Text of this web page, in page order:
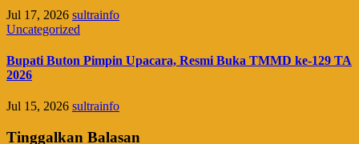
Jul 17, 2026 sultrainfo
Uncategorized
Bupati Buton Pimpin Upacara, Resmi Buka TMMD ke-129 TA
2026
Jul 15, 2026 sultrainfo
Tinggalkan Balasan